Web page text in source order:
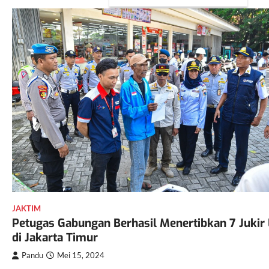
JAKTIM
Petugas Gabungan Berhasil Menertibkan 7 Jukir
di Jakarta Timur
Pandu Mei 15, 2024